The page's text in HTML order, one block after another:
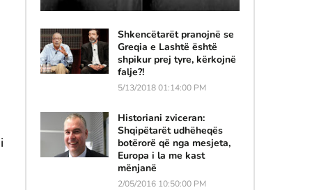
Shkencëtarët pranojnë se
Greqia e Lashtë është
shpikur prej tyre, kërkojnë
falje?!
5/13/2018 01:14:00 PM
Historiani zviceran:
Shqipëtarët udhëheqës
botërorë që nga mesjeta,
Europa i la me kast
mënjanë
2/05/2016 10:50:00 PM